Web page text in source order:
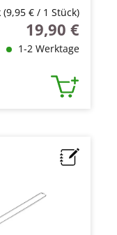
(9,95 € / 1 Stück)
Regulärer Preis:
19,90 €
1-2 Werktage